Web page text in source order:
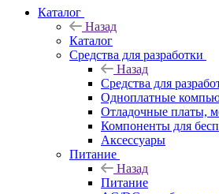
Каталог
Назад
Каталог
Средства для разработки
Назад
Средства для
Одноплатные
Отладочные платы,
Компоненты для
Аксессуары
Питание
Назад
Питание